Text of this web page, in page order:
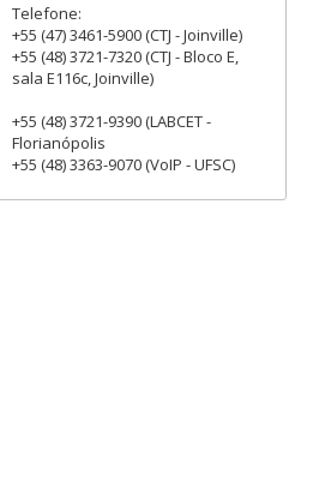
Telefone:
+55 (47) 3461-5900 (CTJ - Joinville)
+55 (48) 3721-7320 (CTJ - Bloco E,
sala E116c, Joinville)
+55 (48) 3721-9390 (LABCET -
Florianópolis
+55 (48) 3363-9070 (VoIP - UFSC)